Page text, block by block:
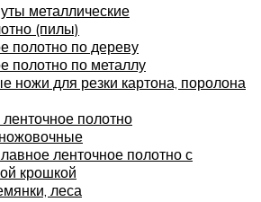
металлические
(пилы)
полотно по дереву
полотно по металлу
ножи для резки картона, поролона
полотно
ленточное полотно с
крошкой
леса